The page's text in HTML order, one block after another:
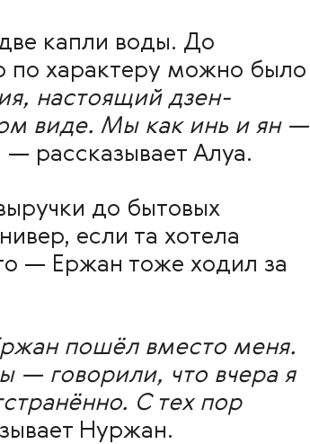
капли воды. До
по характеру можно было
настоящий дзен-
виде. Мы как инь и ян —
— рассказывает Алуа.
до бытовых
если та хотела
— Ержан тоже ходил за
пошёл вместо меня.
говорили, что вчера я
С тех пор
Нуржан.